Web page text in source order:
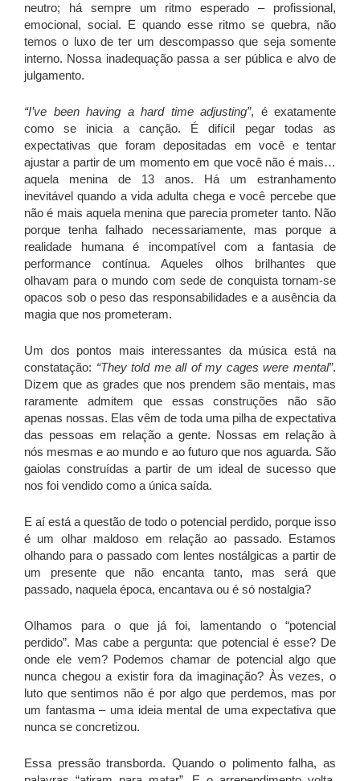
neutro; há sempre um ritmo esperado – profissional,
emocional, social. E quando esse ritmo se quebra, não
temos o luxo de ter um descompasso que seja somente
interno. Nossa inadequação passa a ser pública e alvo de
julgamento.
“I’ve been having a hard time adjusting”, é exatamente
como se inicia a canção. É difícil pegar todas as
expectativas que foram depositadas em você e tentar
ajustar a partir de um momento em que você não é mais…
aquela menina de 13 anos. Há um estranhamento
inevitável quando a vida adulta chega e você percebe que
não é mais aquela menina que parecia prometer tanto. Não
porque tenha falhado necessariamente, mas porque a
realidade humana é incompatível com a fantasia de
performance contínua. Aqueles olhos brilhantes que
olhavam para o mundo com sede de conquista tornam-se
opacos sob o peso das responsabilidades e a ausência da
magia que nos prometeram.
Um dos pontos mais interessantes da música está na
constatação: “They told me all of my cages were mental”.
Dizem que as grades que nos prendem são mentais, mas
raramente admitem que essas construções não são
apenas nossas. Elas vêm de toda uma pilha de expectativa
das pessoas em relação a gente. Nossas em relação à
nós mesmas e ao mundo e ao futuro que nos aguarda. São
gaiolas construídas a partir de um ideal de sucesso que
nos foi vendido como a única saída.
E aí está a questão de todo o potencial perdido, porque isso
é um olhar maldoso em relação ao passado. Estamos
olhando para o passado com lentes nostálgicas a partir de
um presente que não encanta tanto, mas será que
passado, naquela época, encantava ou é só nostalgia?
Olhamos para o que já foi, lamentando o “potencial
perdido”. Mas cabe a pergunta: que potencial é esse? De
onde ele vem? Podemos chamar de potencial algo que
nunca chegou a existir fora da imaginação? Às vezes, o
luto que sentimos não é por algo que perdemos, mas por
um fantasma – uma ideia mental de uma expectativa que
nunca se concretizou.
Essa pressão transborda. Quando o polimento falha, as